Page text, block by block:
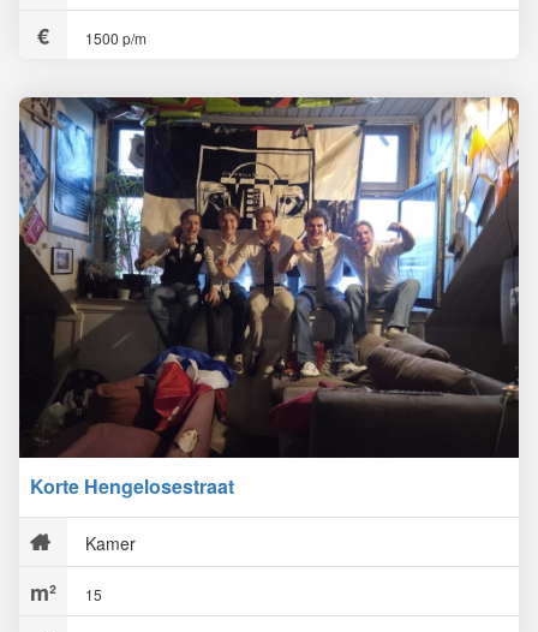
1500 p/m
Korte Hengelosestraat
Kamer
15